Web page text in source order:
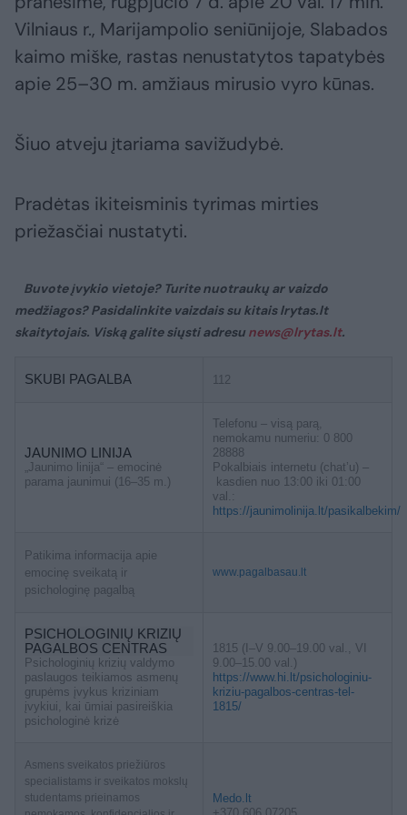
Vilniaus r., Marijampolio seniūnijoje, Slabados
kaimo miške, rastas nenustatytos tapatybės
apie 25–30 m. amžiaus mirusio vyro kūnas.
Šiuo atveju įtariama savižudybė.
Pradėtas ikiteisminis tyrimas mirties
priežasčiai nustatyti.
Buvote įvykio vietoje? Turite nuotraukų ar vaizdo
medžiagos? Pasidalinkite vaizdais su kitais lrytas.lt
skaitytojais. Viską galite siųsti adresu news@lrytas.lt.
SKUBI PAGALBA 112
JAUNIMO LINIJA
„Jaunimo linija“ – emocinė
parama jaunimui (16–35 m.)
Telefonu – visą parą,
nemokamu numeriu: 0 800
28888
Pokalbiais internetu (chat’u) –
kasdien nuo 13:00 iki 01:00
val.:
https://jaunimolinija.lt/pasikalbekim/
Patikima informacija apie
emocinę sveikatą ir
psichologinę pagalbą
www.pagalbasau.lt
PSICHOLOGINIŲ KRIZIŲ
PAGALBOS CENTRAS
Psichologinių krizių valdymo
paslaugos teikiamos asmenų
grupėms įvykus kriziniam
įvykiui, kai ūmiai pasireiškia
psichologinė krizė
1815 (I–V 9.00–19.00 val., VI
9.00–15.00 val.)
https://www.hi.lt/psichologiniu-
kriziu-pagalbos-centras-tel-
1815/
Asmens sveikatos priežiūros
specialistams ir sveikatos mokslų
studentams prieinamos
Medo.lt